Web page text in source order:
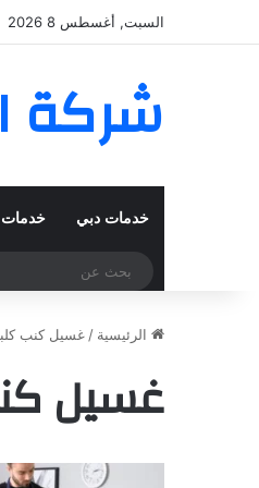
السبت, أغسطس 8 2026
شركة
خدمات دبي خدمات
الرئيسية / غسيل كنب
غسيل